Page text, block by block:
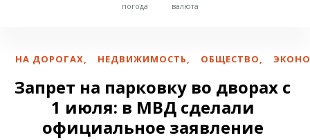
погода
EUR 541.5
валюта
НА ДОРОГАХ, НЕДВИЖИМОСТЬ, ОБЩЕСТВО,
Запрет на парковку во дворах с
1 июля: в МВД сделали
официальное заявление